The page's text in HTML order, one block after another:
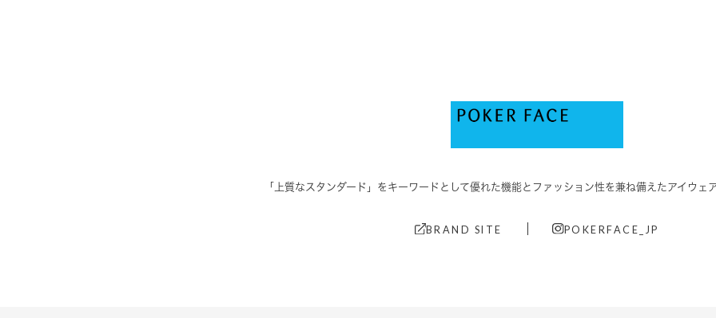
「上質なスタンダード」をキーワードとして優れた機能と ファッション性を兼ね備えたアイウェ
BRAND SITE POKERFACE_JP